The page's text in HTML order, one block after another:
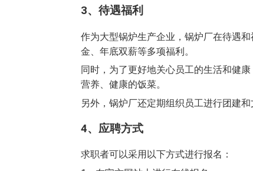
3、待遇福利
作为大型锅炉生产企业，锅炉厂在待遇
金、年底双薪等多项福利。
同时，为了更好地关心员工的生活和健
营养、健康的饭菜。
另外，锅炉厂还定期组织员工进行团建
4、应聘方式
求职者可以采用以下方式进行报名：